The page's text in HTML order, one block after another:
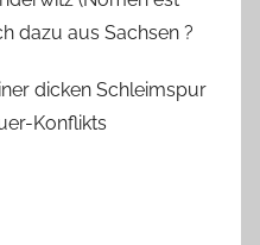
dazu aus Sachsen ?
dicken Schleimspur
Konflikts